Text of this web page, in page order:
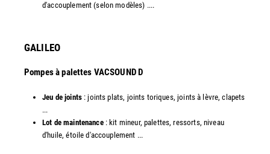
d'accouplement (selon modèles) ....​
GALILEO
Pompes à palettes VACSOUND D
Jeu de joints : joints plats, joints toriques, joints à lèvre, clapets
...
Lot de maintenance: kit mineur, palettes, ressorts, niveau
d'huile, étoile d'accouplement ...​​